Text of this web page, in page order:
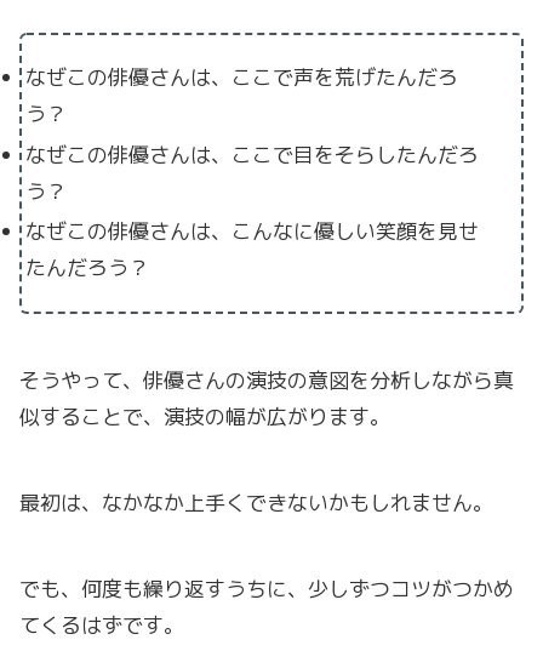
なぜこの俳優さんは、ここで声を荒げたんだろ
う？
なぜこの俳優さんは、ここで目をそらしたんだろ
う？
なぜこの俳優さんは、こんなに優しい笑顔を見せ
たんだろう？
そうやって、俳優さんの演技の意図を分析しながら真
似することで、演技の幅が広がります。
最初は、なかなか上手くできないかもしれません。
でも、何度も繰り返すうちに、少しずつコツがつかめ
てくるはずです。